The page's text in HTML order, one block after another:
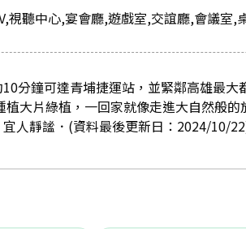
視聽中心,宴會廳,遊戲室,交誼廳,會議室,
分鐘可達青埔捷運站，並緊鄰高雄最大
大片綠植，一回家就像走進大自然般
人靜謐．(資料最後更新日：2024/10/